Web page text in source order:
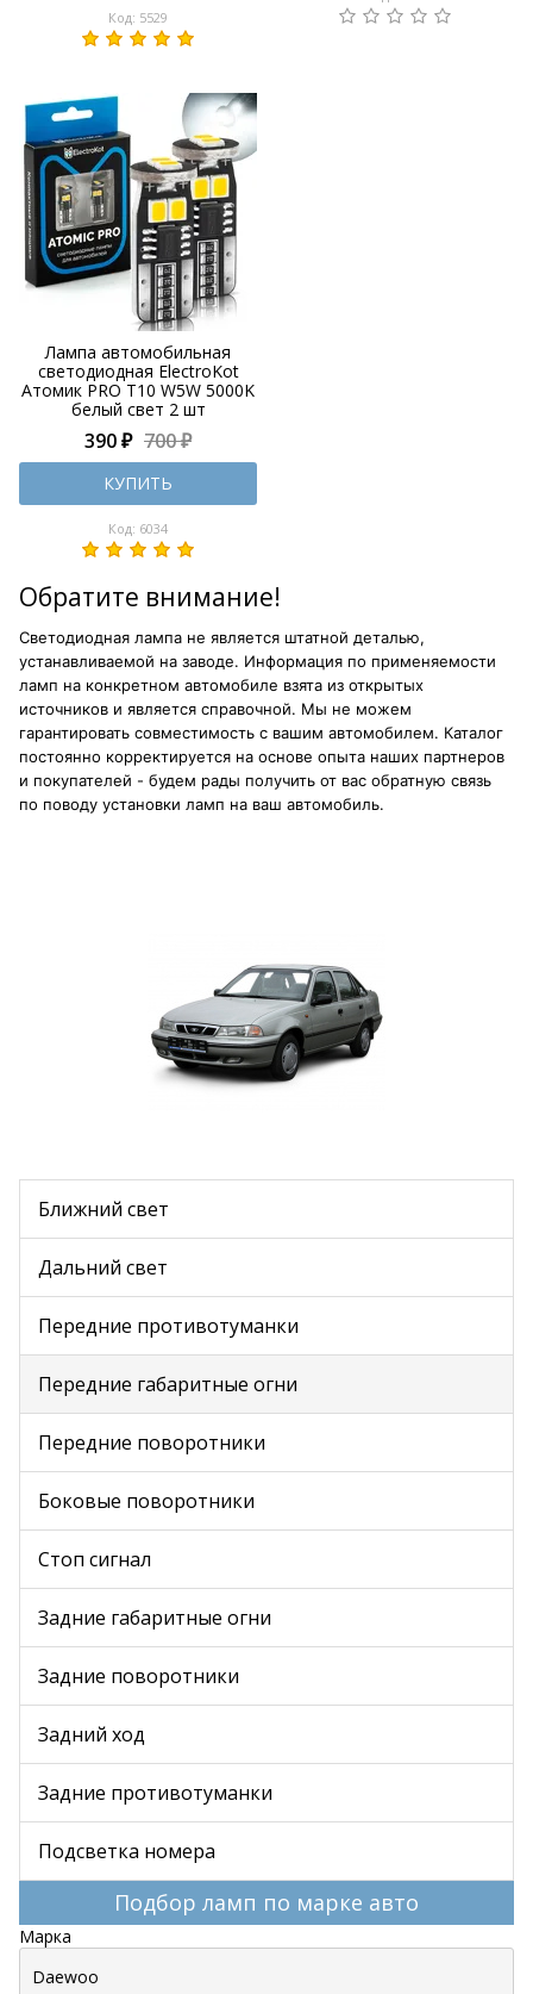
Код: 5529
Лампа автомобильная
светодиодная ElectroKot
Атомик PRO T10 W5W 5000K
белый свет 2 шт
390 ₽ 700 ₽
КУПИТЬ
Код: 6034
Обратите внимание!
Светодиодная лампа не является штатной деталью,
устанавливаемой на заводе. Информация по применяемости
ламп на конкретном автомобиле взята из открытых
источников и является справочной. Мы не можем
гарантировать совместимость с вашим автомобилем. Каталог
постоянно корректируется на основе опыта наших партнеров
и покупателей - будем рады получить от вас обратную связь
по поводу установки ламп на ваш автомобиль.
Ближний свет
Дальний свет
Передние противотуманки
Передние габаритные огни
Передние поворотники
Боковые поворотники
Стоп сигнал
Задние габаритные огни
Задние поворотники
Задний ход
Задние противотуманки
Подсветка номера
Подбор ламп по марке авто
Марка